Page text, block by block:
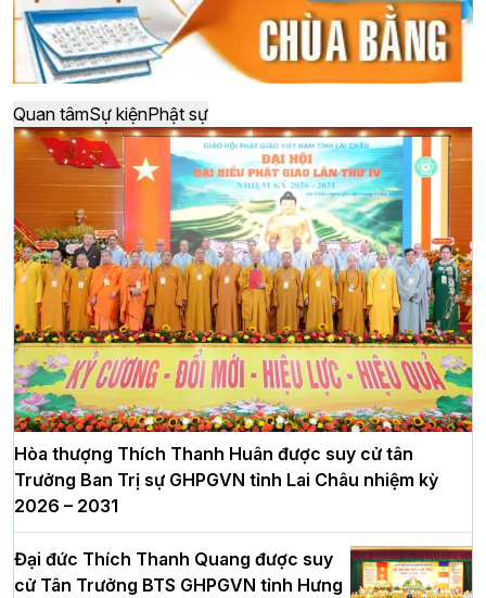
Quan tâmSự kiệnPhật sự
Hòa thượng Thích Thanh Huân được suy cử tân
Trưởng Ban Trị sự GHPGVN tỉnh Lai Châu nhiệm kỳ
2026 – 2031
Đại đức Thích Thanh Quang được suy
cử Tân Trưởng BTS GHPGVN tỉnh Hưng